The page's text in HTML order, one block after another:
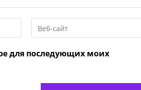
URL
веб-
для последующих моих